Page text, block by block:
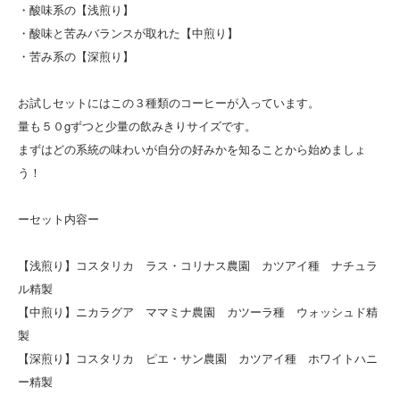
・酸味系の【浅煎り】
・酸味と苦みバランスが取れた【中煎り】
・苦み系の【深煎り】
お試しセットにはこの３種類のコーヒーが入っています。
量も５０gずつと少量の飲みきりサイズです。
まずはどの系統の味わいが自分の好みかを知ることから始めましょ
う！
ーセット内容ー
【浅煎り】コスタリカ ラス・コリナス農園 カツアイ種 ナチュラ
ル精製
【中煎り】ニカラグア ママミナ農園 カツーラ種 ウォッシュド精
製
【深煎り】コスタリカ ピエ・サン農園 カツアイ種 ホワイトハニ
ー精製